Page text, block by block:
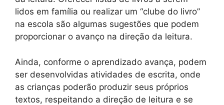
lidos em família ou realizar um “clube do livro”
na escola são algumas sugestões que podem
proporcionar o avanço na direção da leitura.
Ainda, conforme o aprendizado avança, podem
ser desenvolvidas atividades de escrita, onde
as crianças poderão produzir seus próprios
textos, respeitando a direção de leitura e se